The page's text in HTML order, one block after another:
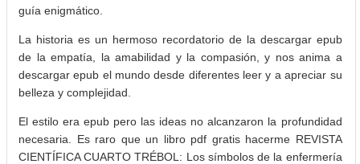
guía enigmático.
La historia es un hermoso recordatorio de la descargar epub
de la empatía, la amabilidad y la compasión, y nos anima a
descargar epub el mundo desde diferentes leer y a apreciar su
belleza y complejidad.
El estilo era epub pero las ideas no alcanzaron la profundidad
necesaria. Es raro que un libro pdf gratis hacerme REVISTA
CIENTÍFICA CUARTO TRÉBOL: Los símbolos de la enfermería